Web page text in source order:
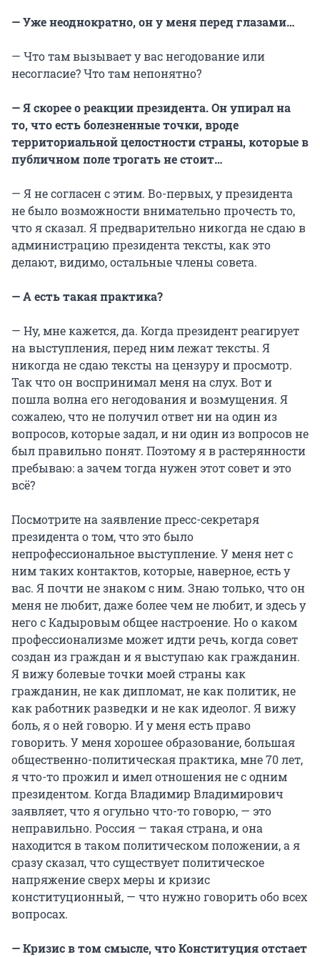
— Уже неоднократно, он у меня перед глазами…
— Что там вызывает у вас негодование или
несогласие? Что там непонятно?
— Я скорее о реакции президента. Он упирал на
то, что есть болезненные точки, вроде
территориальной целостности страны, которые в
публичном поле трогать не стоит…
— Я не согласен с этим. Во-первых, у президента
не было возможности внимательно прочесть то,
что я сказал. Я предварительно никогда не сдаю в
администрацию президента тексты, как это
делают, видимо, остальные члены совета.
— А есть такая практика?
— Ну, мне кажется, да. Когда президент реагирует
на выступления, перед ним лежат тексты. Я
никогда не сдаю тексты на цензуру и просмотр.
Так что он воспринимал меня на слух. Вот и
пошла волна его негодования и возмущения. Я
сожалею, что не получил ответ ни на один из
вопросов, которые задал, и ни один из вопросов не
был правильно понят. Поэтому я в растерянности
пребываю: а зачем тогда нужен этот совет и это
всё?
Посмотрите на заявление пресс-секретаря
президента о том, что это было
непрофессиональное выступление. У меня нет с
ним таких контактов, которые, наверное, есть у
вас. Я почти не знаком с ним. Знаю только, что он
меня не любит, даже более чем не любит, и здесь у
него с Кадыровым общее настроение. Но о каком
профессионализме может идти речь, когда совет
создан из граждан и я выступаю как гражданин.
Я вижу болевые точки моей страны как
гражданин, не как дипломат, не как политик, не
как работник разведки и не как идеолог. Я вижу
боль, я о ней говорю. И у меня есть право
говорить. У меня хорошее образование, большая
общественно-политическая практика, мне 70 лет,
я что-то прожил и имел отношения не с одним
президентом. Когда Владимир Владимирович
заявляет, что я огульно что-то говорю, — это
неправильно. Россия — такая страна, и она
находится в таком политическом положении, а я
сразу сказал, что существует политическое
напряжение сверх меры и кризис
конституционный, — что нужно говорить обо всех
вопросах.
— Кризис в том смысле, что Конституция отстает